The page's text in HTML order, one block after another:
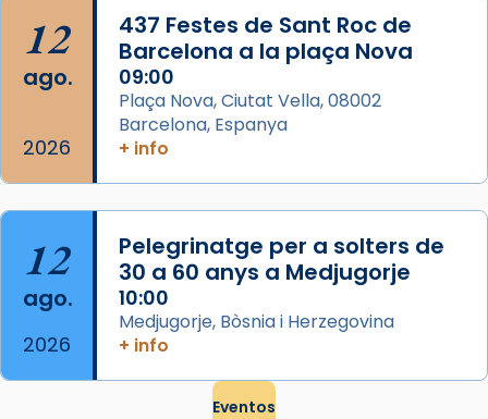
Foto
View on Facebook · Share
12
ago.
2026
437 Festes de Sant Roc de
Barcelona a la plaça Nova
09:00
Plaça Nova, Ciutat Vella, 08002
Barcelona, Espanya
+ info
12
ago.
2026
Pelegrinatge per a solters de
30 a 60 anys a Medjugorje
10:00
Medjugorje, Bòsnia i Herzegovina
+ info
Eventos